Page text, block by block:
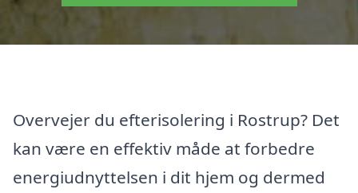
Overvejer du efterisolering i Rostrup? Det
kan være en effektiv måde at forbedre
energiudnyttelsen i dit hjem og dermed